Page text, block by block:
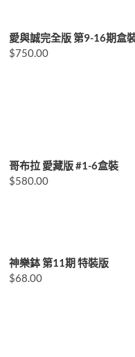
愛與誠完全版 第9-16期盒
$750.00
哥布拉 愛藏版 #1-6盒裝
$580.00
神樂鉢 第11期 特裝版
$68.00